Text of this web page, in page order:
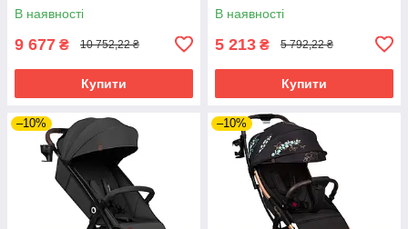
В наявності
9 677 ₴ 10 752,22 ₴
Купити
В наявності
5 213 ₴ 5 792,22 ₴
Купити
–10% –10%